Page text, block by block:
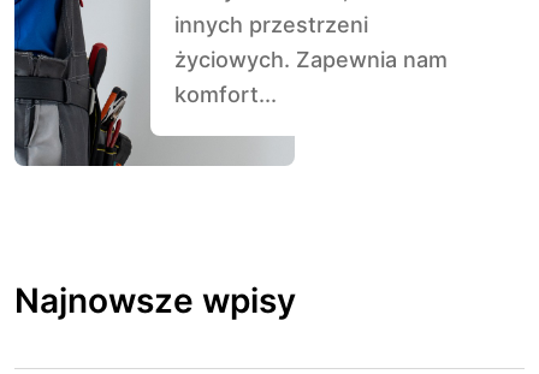
innych przestrzeni
życiowych. Zapewnia nam
komfort...
Najnowsze wpisy